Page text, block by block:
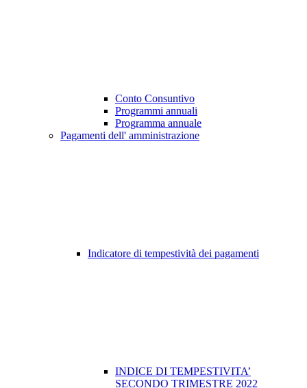
Conto Consuntivo
Programmi annuali
Programma annuale
Pagamenti dell' amministrazione
Indicatore di tempestività dei pagamenti
INDICE DI TEMPESTIVITA’
SECONDO TRIMESTRE 2022